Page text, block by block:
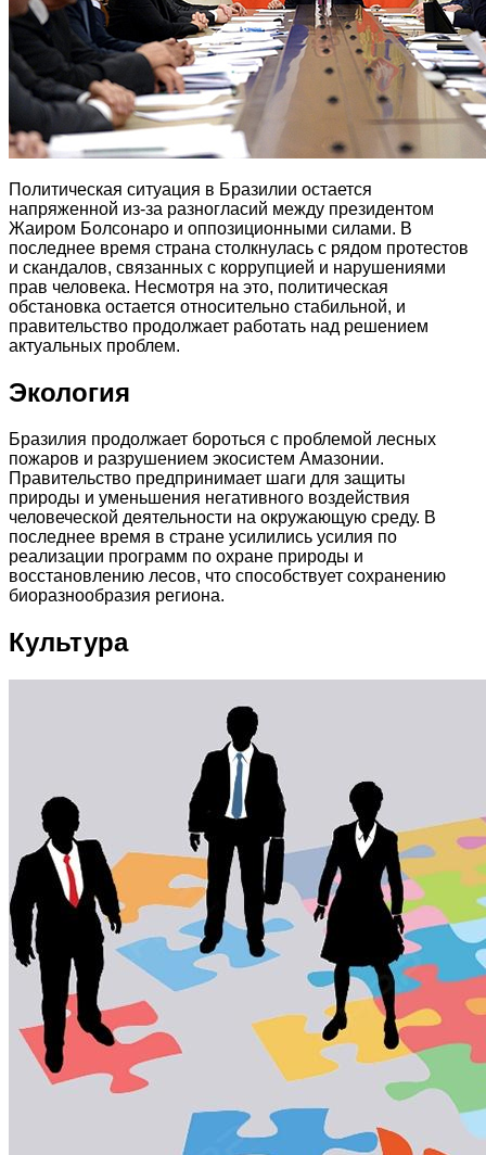
Политическая ситуация в Бразилии остается
напряженной из-за разногласий между президентом
Жаиром Болсонаро и оппозиционными силами. В
последнее время страна столкнулась с рядом протестов
и скандалов, связанных с коррупцией и нарушениями
прав человека. Несмотря на это, политическая
обстановка остается относительно стабильной, и
правительство продолжает работать над решением
актуальных проблем.
Экология
Бразилия продолжает бороться с проблемой лесных
пожаров и разрушением экосистем Амазонии.
Правительство предпринимает шаги для защиты
природы и уменьшения негативного воздействия
человеческой деятельности на окружающую среду. В
последнее время в стране усилились усилия по
реализации программ по охране природы и
восстановлению лесов, что способствует сохранению
биоразнообразия региона.
Культура